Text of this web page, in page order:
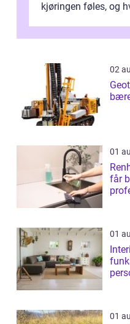
kjøringen føles, og
02
01
får
01
01